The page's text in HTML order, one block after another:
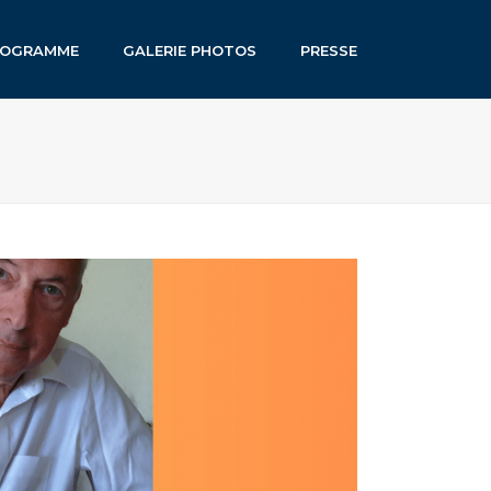
GALERIE PHOTOS PRESSE